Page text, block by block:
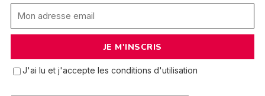
J'ai lu et j'accepte les conditions d'utilisation